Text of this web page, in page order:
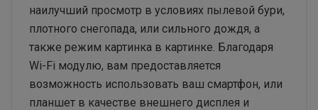
наилучший просмотр в условиях пылевой бури,
плотного снегопада, или сильного дождя, а
также режим картинка в картинке. Благодаря
Wi-Fi модулю, вам предоставляется
возможность использовать ваш смартфон, или
планшет в качестве внешнего дисплея и